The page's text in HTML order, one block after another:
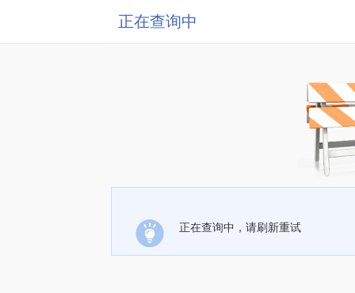
正在查询中
正在查询中，请刷新重试